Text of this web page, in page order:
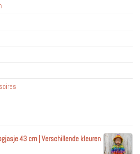
43 cm | Verschillende kleuren